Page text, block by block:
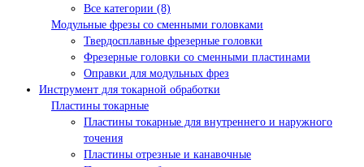
Все категории (8)
Модульные фрезы со сменными головками
Твердосплавные фрезерные головки
Фрезерные головки со сменными пластинами
Оправки для модульных фрез
Инструмент для токарной обработки
Пластины токарные
Пластины токарные для внутреннего и наружного
точения
Пластины отрезные и канавочные